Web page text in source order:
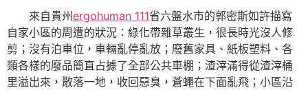
來自貴州ergohuman 111省六盤水市的郭密斯如許描寫
自家小區的周遭的狀況：綠化帶雜草叢生，很長時光沒人修
剪；沒有泊車位，車輛亂停亂放；廢舊家具、紙板塑料、各
類各樣的廢品簡直占據了全部公共車棚；渣滓滿得從渣滓桶
里溢出來，散落一地，收回惡臭，蒼蠅在下面亂飛；小區沿